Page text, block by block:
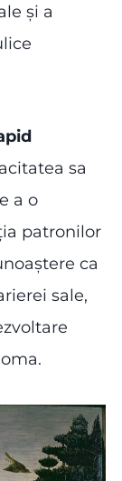
și a
sa
a o
patronilor
ca
sale,